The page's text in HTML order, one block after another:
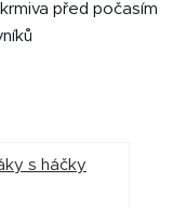
před počasím
s háčky